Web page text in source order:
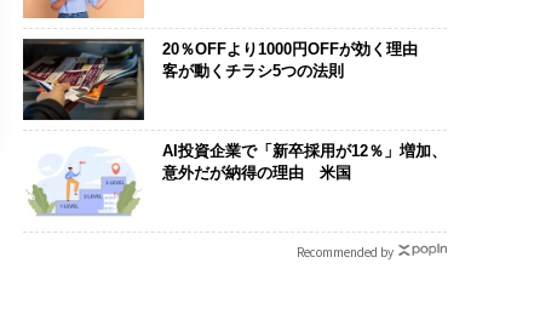
20％OFFより1000円OFFが効く理由
客が動くチラシ5つの法則
AI投資企業で「新卒採用が12％」増加、
意外だが納得の理由 米国
Recommended by